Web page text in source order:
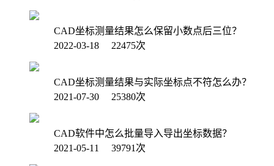
CAD坐标测量结果怎么保留小数点后三位？
2022-03-18 22475次
CAD坐标测量结果与实际坐标点不符怎么办？
2021-07-30 25380次
CAD软件中怎么批量导入导出坐标数据？
2021-05-11 39791次